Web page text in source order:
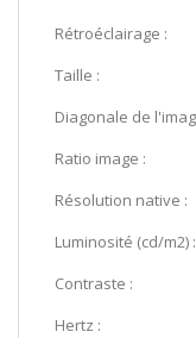
Rétroéclairage :
Taille :
Diagonale de
Ratio image :
Résolution native :
Luminosité (cd/m2) :
Contraste :
Hertz :